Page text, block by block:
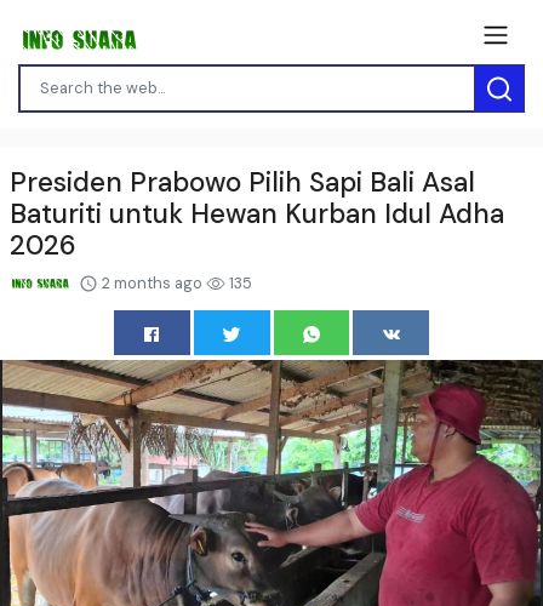
Presiden Prabowo Pilih Sapi Bali Asal
Baturiti untuk Hewan Kurban Idul Adha
2026
2 months ago 135